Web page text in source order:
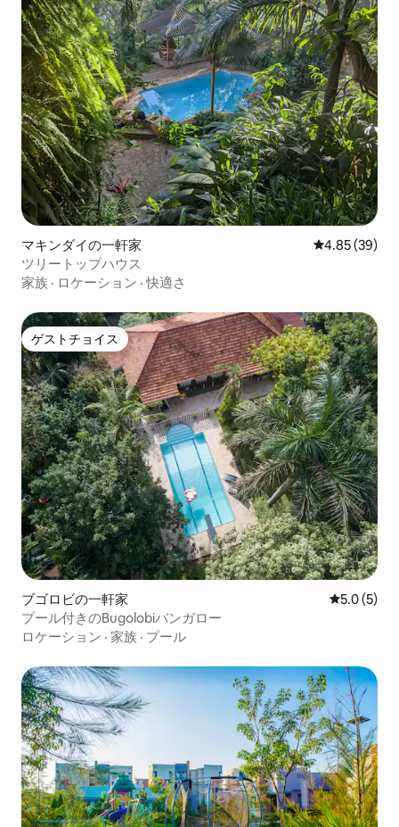
マキンダイの一軒家 レビュー39
4.85 (39)
ツリートップハウス
家族 · ロケーション ·快適さ
ゲストチョイス
ゲストチョイス
ブゴロビの一軒家 レビュー5
5.0 (5)
プール付きのBugolobiバンガロー
ロケーション · 家族 · プール